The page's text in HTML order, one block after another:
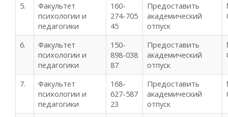
5.
Факультет
психологии и
педагогики
160-
274-705
45
Предоставить
академический
отпуск
6.
Факультет
психологии и
педагогики
150-
898-038
87
Предоставить
академический
отпуск
7.
Факультет
психологии и
педагогики
168-
627-587
23
Предоставить
академический
отпуск